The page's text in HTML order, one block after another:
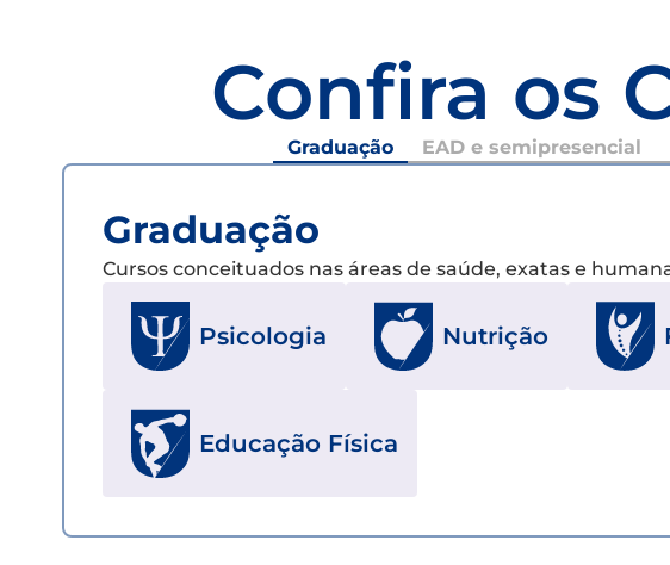
Confira os
Graduação EAD e semipresencial
Graduação
Cursos conceituados nas áreas de saúde, exatas e
Psicologia Nutrição
Educação Física